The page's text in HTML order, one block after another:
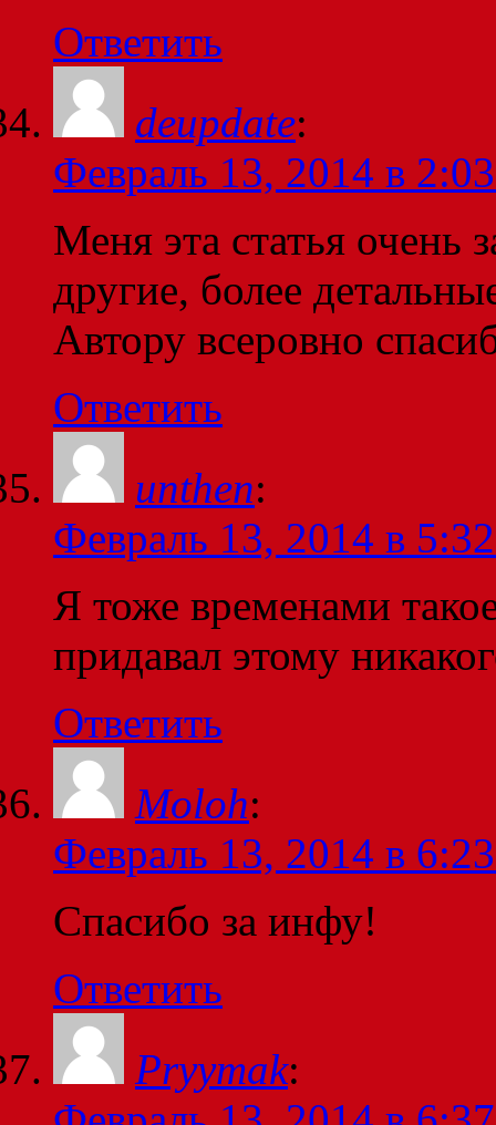
Ответить
deupdate:
Февраль 13, 2014 в
Меня эта статья очень
другие, более
Автору всеровно
Ответить
unthen:
Февраль 13, 2014 в
Я тоже временами
придавал этому
Ответить
Moloh:
Февраль 13, 2014 в
Спасибо за инфу!
Ответить
Pryymak: